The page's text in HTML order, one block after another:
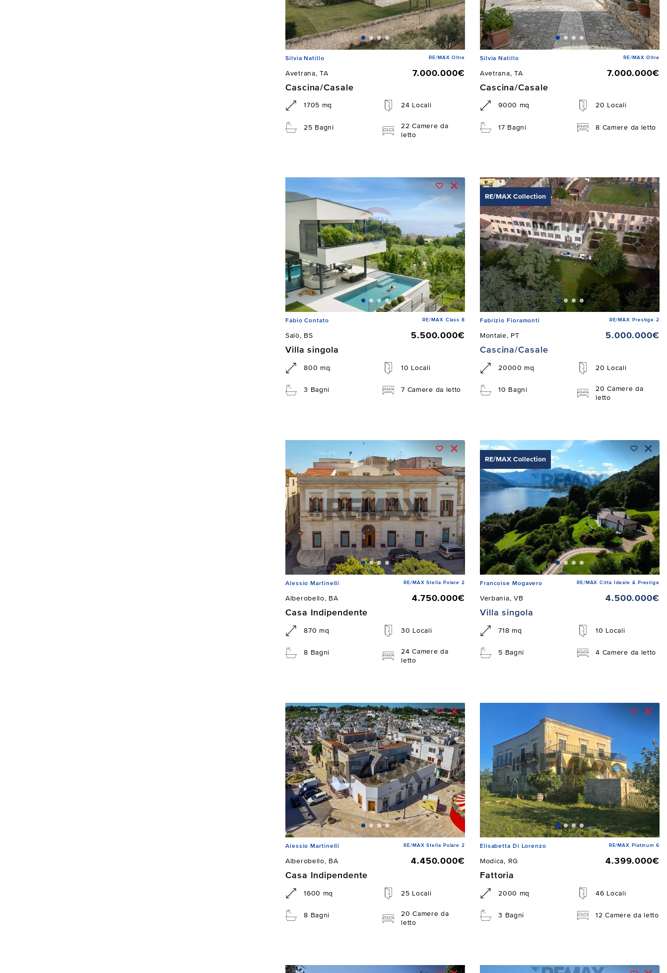
Silvia Natillo RE/MAX Oltre
Avetrana, TA
7.000.000€
Cascina/Casale
1705 mq 24 Locali
25 Bagni
22 Camere da
letto
Silvia Natillo RE/MAX Oltre
Avetrana, TA
7.000.000€
Cascina/Casale
9000 mq 20 Locali
17 Bagni 8 Camere da letto
Fabio Contato RE/MAX Class 8
Salò, BS
5.500.000€
Villa singola
800 mq 10 Locali
3 Bagni 7 Camere da letto
RE/MAX Collection
Fabrizio Fioramonti RE/MAX Prestige 2
Montale, PT
5.000.000€
Cascina/Casale
20000 mq 20 Locali
10 Bagni
20 Camere da
letto
Alessio Martinelli RE/MAX Stella Polare 2
Alberobello, BA
4.750.000€
Casa Indipendente
870 mq 30 Locali
8 Bagni
24 Camere da
letto
RE/MAX Collection
Francoise Mogavero RE/MAX Città Ideale & Prestige
Verbania, VB
4.500.000€
Villa singola
718 mq 10 Locali
5 Bagni 4 Camere da letto
Alessio Martinelli RE/MAX Stella Polare 2
Alberobello, BA
4.450.000€
Casa Indipendente
1600 mq 25 Locali
8 Bagni
20 Camere da
letto
Elisabetta Di Lorenzo RE/MAX Platinum 6
Modica, RG
4.399.000€
Fattoria
2000 mq 46 Locali
3 Bagni 12 Camere da letto